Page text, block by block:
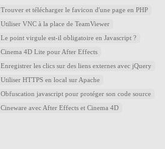
Trouver et télécharger le favicon d'une page en PHP
Utiliser VNC à la place de TeamViewer
Le point virgule est-il obligatoire en Javascript ?
Cinema 4D Lite pour After Effects
Enregistrer les clics sur des liens externes avec jQuery
Utiliser HTTPS en local sur Apache
Obfuscation javascript pour protéger son code source
Cineware avec After Effects et Cinema 4D